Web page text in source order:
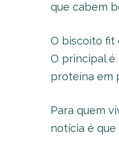
que cabem
O biscoito fit
O principal é
proteína em
Para quem
notícia é